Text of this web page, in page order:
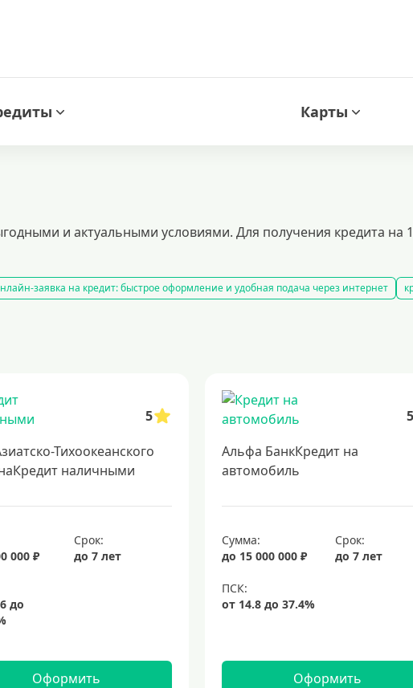
Карты
и актуальными условиями. Для получения кредита на
заявка на кредит: быстрое оформление и удобная подача через интернет
предложения и условия оформления
потребительские кредиты кредит за 5 минут заем
5
Тихоокеанского
наличными
000 ₽
Срок:
до 7 лет
Оформить
5
Альфа БанкКредит на
автомобиль
Сумма:
до 15 000 000 ₽
Срок:
до 7 лет
Оформить